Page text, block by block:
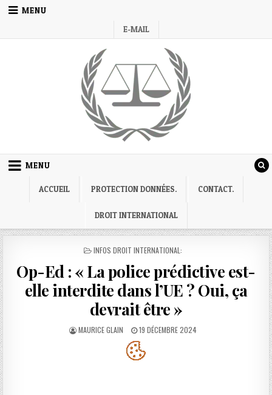
Skip
MENU
E-MAIL
MENU
ACCUEIL PROTECTION DONNÉES. CONTACT.
DROIT INTERNATIONAL
POSTED
INFOS DROIT INTERNATIONAL:
Op-Ed : « La police prédictive est-
elle interdite dans l’UE ? Oui, ça
devrait être »
AUTHOR:
MAURICE GLAIN
PUBLISHED
DATE:
19 DÉCEMBRE 2024